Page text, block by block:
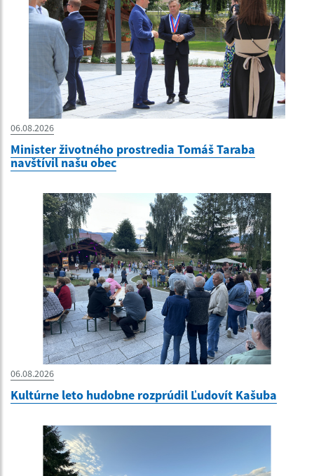
06.08.2026
Minister životného prostredia Tomáš Taraba
navštívil našu obec
06.08.2026
Kultúrne leto hudobne rozprúdil Ľudovít Kašuba